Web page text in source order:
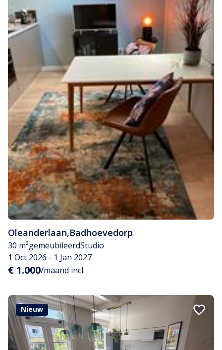
Oleanderlaan,Badhoevedorp
30 m²gemeubileerdStudio
1 Oct 2026 - 1 Jan 2027
€ 1.000/maand incl.
Nieuw